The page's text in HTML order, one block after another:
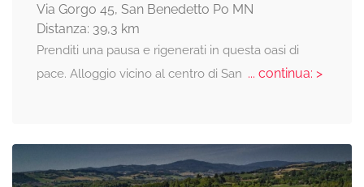
Via Gorgo 45, San Benedetto Po MN
Distanza: 39,3 km
Prenditi una pausa e rigenerati in questa oasi di
pace. Alloggio vicino al centro di San ... continua: >